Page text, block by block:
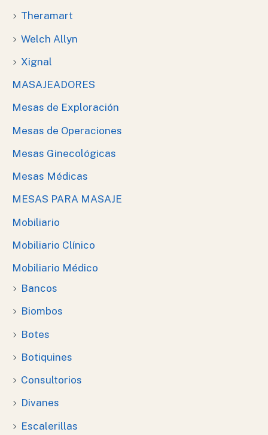
Theramart
Welch Allyn
Xignal
MASAJEADORES
Mesas de Exploración
Mesas de Operaciones
Mesas Ginecológicas
Mesas Médicas
MESAS PARA MASAJE
Mobiliario
Mobiliario Clínico
Mobiliario Médico
Bancos
Biombos
Botes
Botiquines
Consultorios
Divanes
Escalerillas